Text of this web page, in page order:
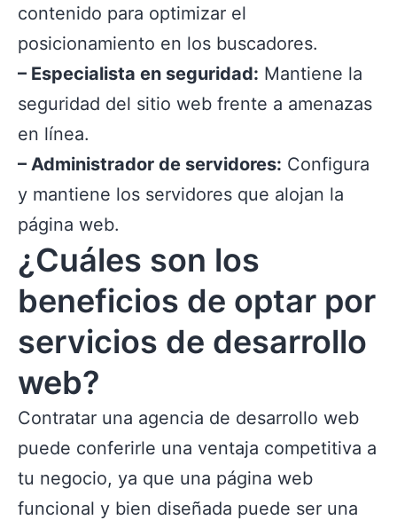
contenido para optimizar el
posicionamiento en los buscadores.
– Especialista en seguridad: Mantiene la
seguridad del sitio web frente a amenazas
en línea.
– Administrador de servidores: Configura
y mantiene los servidores que alojan la
página web.
¿Cuáles son los
beneficios de optar por
servicios de desarrollo
web?
Contratar una agencia de desarrollo web
puede conferirle una ventaja competitiva a
tu negocio, ya que una página web
funcional y bien diseñada puede ser una